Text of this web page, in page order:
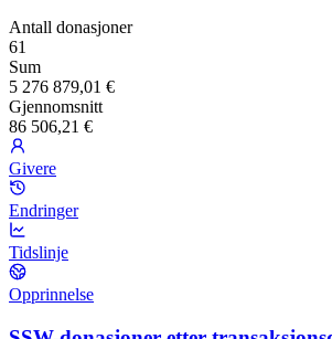
Antall donasjoner
61
Sum
5 276 879,01 €
Gjennomsnitt
86 506,21 €
Givere
Endringer
Tidslinje
Opprinnelse